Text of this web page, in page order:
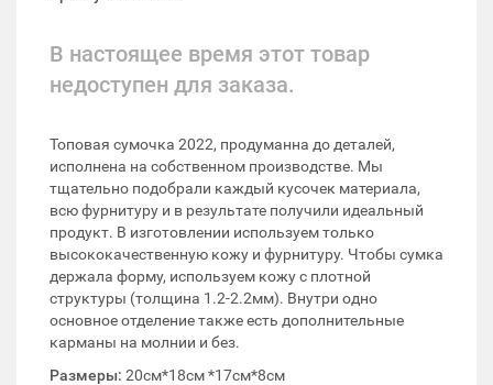
В настоящее время этот товар
недоступен для заказа.
Топовая сумочка 2022, продуманна до деталей,
исполнена на собственном производстве. Мы
тщательно подобрали каждый кусочек материала,
всю фурнитуру и в результате получили идеальный
продукт. В изготовлении используем только
высококачественную кожу и фурнитуру. Чтобы сумка
держала форму, используем кожу с плотной
структуры (толщина 1.2-2.2мм). Внутри одно
основное отделение также есть дополнительные
карманы на молнии и без.
Размеры: 20см*18см *17см*8см